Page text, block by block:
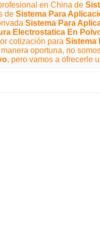
en China de
de Sistema Para
Sistema Para
Electrostatica En
cotización para Sistema
oportuna, no
, pero vamos a ofrecerle